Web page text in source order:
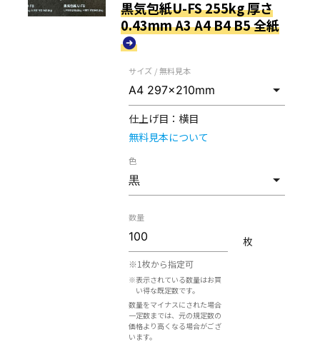
黒気包紙U-FS 255kg 厚さ
0.43mm A3 A4 B4 B5 全紙
サイズ / 無料見本
仕上げ目： 横目
無料見本について
色
数量
※1枚から指定可
※表示されている数量はお買
い得な既定数です。
数量をマイナスにされた場合
一定数までは、元の規定数の
価格より高くなる場合がござ
います。
枚